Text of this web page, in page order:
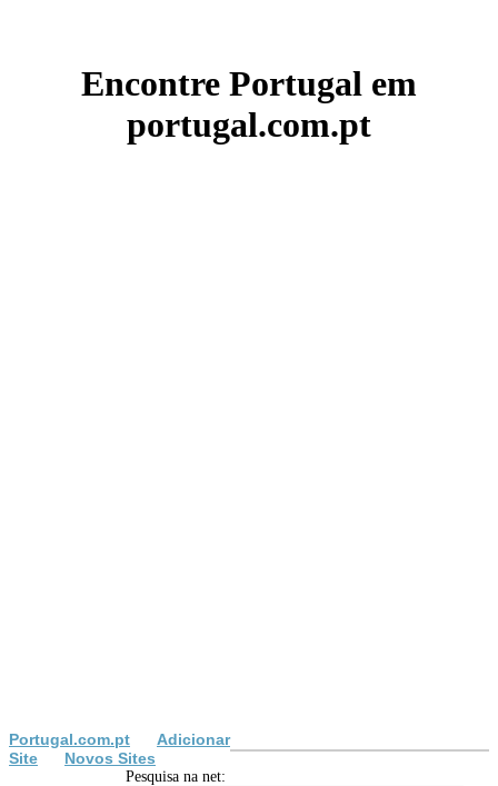
Encontre Portugal em
portugal.com.pt
Portugal.com.pt
Adicionar
Site
Novos Sites
Pesquisa na net: